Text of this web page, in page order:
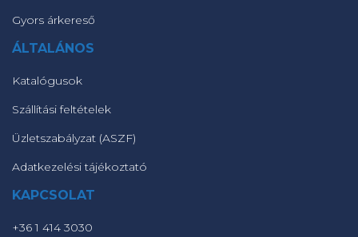
Gyors árkereső
ÁLTALÁNOS
Katalógusok
Szállítási feltételek
Üzletszabályzat (ASZF)
Adatkezelési tájékoztató
KAPCSOLAT
+36 1 414 3030